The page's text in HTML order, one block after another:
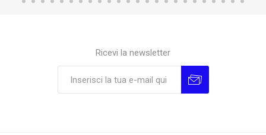
Ricevi la newsletter